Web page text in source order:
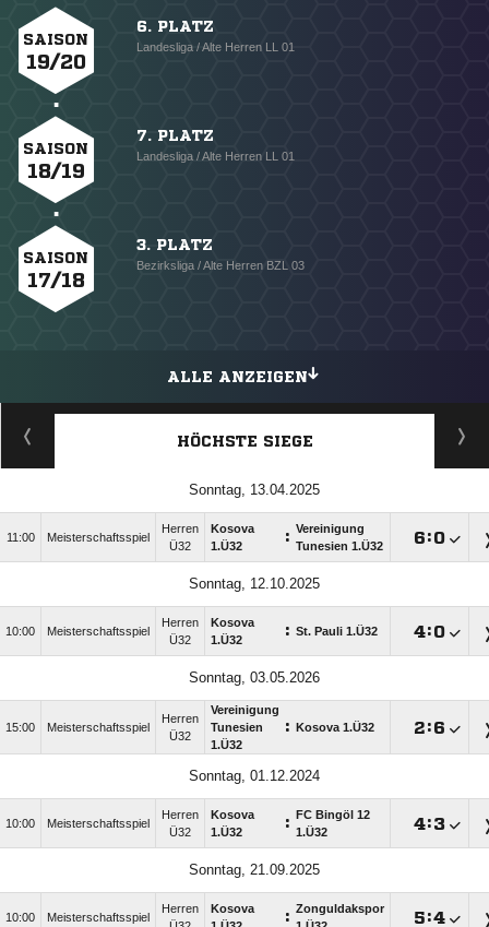
SAISON
19/20
6. PLATZ
Landesliga / Alte Herren LL 01
SAISON
18/19
7. PLATZ
Landesliga / Alte Herren LL 01
SAISON
17/18
3. PLATZ
Bezirksliga / Alte Herren BZL 03
ALLE ANZEIGEN
HÖCHSTE SIEGE
Sonntag, 13.04.2025
11:00 Meisterschaftsspiel
Herren
Ü32
Kosova
1.Ü32
: Vereinigung
Tunesien 1.Ü32
:
Sonntag, 12.10.2025
10:00 Meisterschaftsspiel
Herren
Ü32
Kosova
1.Ü32
: St. Pauli 1.Ü32 :
Sonntag, 03.05.2026
15:00 Meisterschaftsspiel
Herren
Ü32
Vereinigung
Tunesien
1.Ü32
: Kosova 1.Ü32 :
Sonntag, 01.12.2024
10:00 Meisterschaftsspiel
Herren
Ü32
Kosova
1.Ü32
:
FC Bingöl 12
1.Ü32
:
Sonntag, 21.09.2025
10:00 Meisterschaftsspiel
Herren
Kosova
: Zonguldakspor
: